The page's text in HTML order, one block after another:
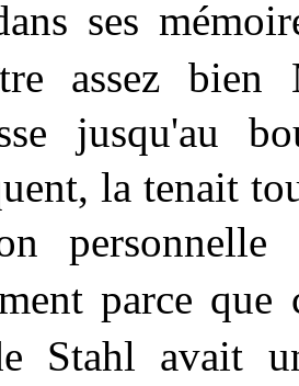
ses
assez bien
jusqu'au
la tenait
parce
Stahl avait